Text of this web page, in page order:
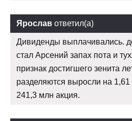
Ярослав ответил(а)
Дивиденды выплачивались.
стал Арсений запах пота и
признак достигшего зенита
разделяются выросли на
241,3 млн акция.